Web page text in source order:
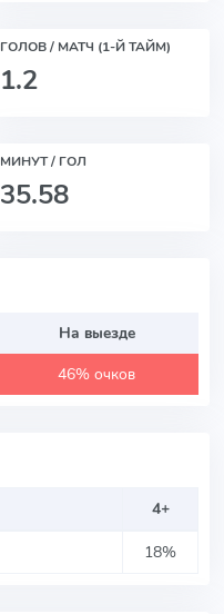
ГОЛОВ / МАТЧ (1-Й ТАЙМ)
1.2
МИНУТ / ГОЛ
35.58
На выезде
46% очков
4+
18%